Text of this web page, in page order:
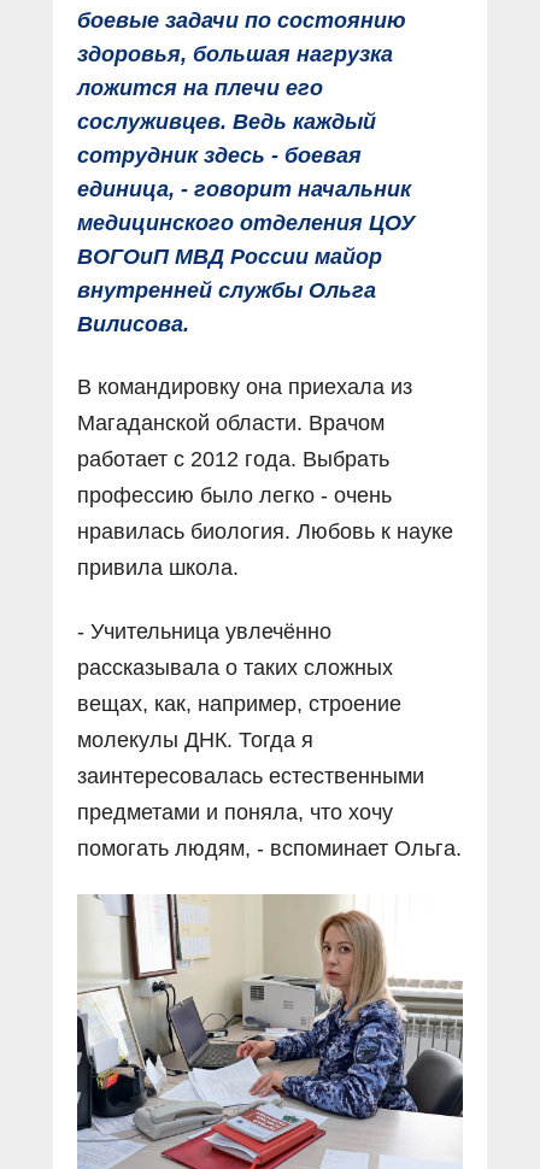
боевые задачи по состоянию
здоровья, большая нагрузка
ложится на плечи его
сослуживцев. Ведь каждый
сотрудник здесь - боевая
единица, - говорит начальник
медицинского отделения ЦОУ
ВОГОиП МВД России майор
внутренней службы Ольга
Вилисова.
В командировку она приехала из
Магаданской области. Врачом
работает с 2012 года. Выбрать
профессию было легко - очень
нравилась биология. Любовь к науке
привила школа.
- Учительница увлечённо
рассказывала о таких сложных
вещах, как, например, строение
молекулы ДНК. Тогда я
заинтересовалась естественными
предметами и поняла, что хочу
помогать людям, - вспоминает Ольга.